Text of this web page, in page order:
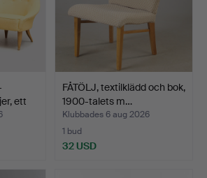
ett
FÅTÖLJ, textilklädd och bok,
1900-talets m…
Klubbades 6 aug 2026
1 bud
32 USD